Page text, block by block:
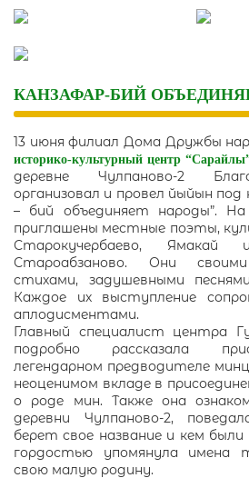
Skip
content
КАНЗАФАР-БИЙ
13 июня филиал Дома Дружбы
историко-культурный центр
деревне Чулпаново-2
организовал и провел йыйын под
– бий объединяет народы”.
приглашены местные поэты,
Старокучербаево,
Староабзаново. Они своими
стихами, задушевными
Каждое их выступление
аплодисментами.
Главный специалист центра
подробно рассказала
легендарном предводителе
неоценимом вкладе в
о роде мин. Также она
деревни Чулпаново-2,
берет свое название и кем
гордостью упомянула имена
свою малую родину.